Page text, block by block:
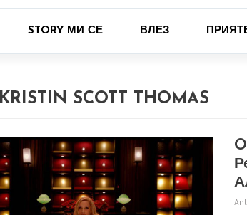
STORY МИ СЕ ВЛЕЗ
KRISTIN SCOTT THOMAS